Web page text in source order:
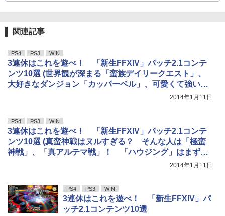
関連記事
PS4 PS3 WIN
3連休はこれを遊べ！ 「新生FFXIV」パッチ2.1コンテ
ンツ10選 (世界観が深まる「蛮族デイリークエスト」、
大好きなダンジョン「カッパーベル」、可愛くて強い
2014年1月11日
PS4 PS3 WIN
3連休はこれを遊べ！ 「新生FFXIV」パッチ2.1コンテ
ンツ10選 (真蛮神戦はヌルすぎる？ そんな人は「極蛮
神戦」、「真アルテマ戦」！ 「ハウジング」はまずは
2014年1月11日
PS4 PS3 WIN
3連休はこれを遊べ！ 「新生FFXIV」パ
ッチ2.1コンテンツ10選